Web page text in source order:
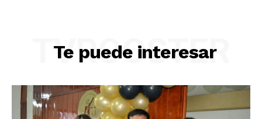
Te puede interesar
TVROOSTER